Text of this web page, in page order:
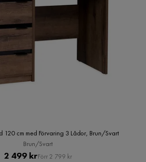
120 cm med Förvaring 3 Lådor, Brun/Svart
Brun/Svart
Pris
2 499 krOriginal
Förr 2 799 kr